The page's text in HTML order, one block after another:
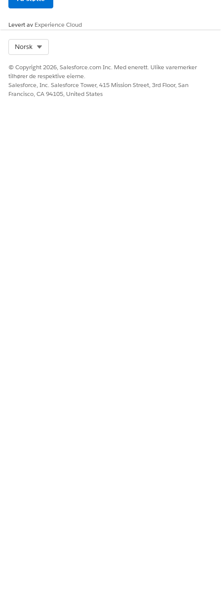
Levert av Experience Cloud
Norsk
© Copyright 2026, Salesforce.com Inc. Med enerett. Ulike varemerker
tilhører de respektive eierne.
Salesforce, Inc. Salesforce Tower, 415 Mission Street, 3rd Floor, San
Francisco, CA 94105, United States